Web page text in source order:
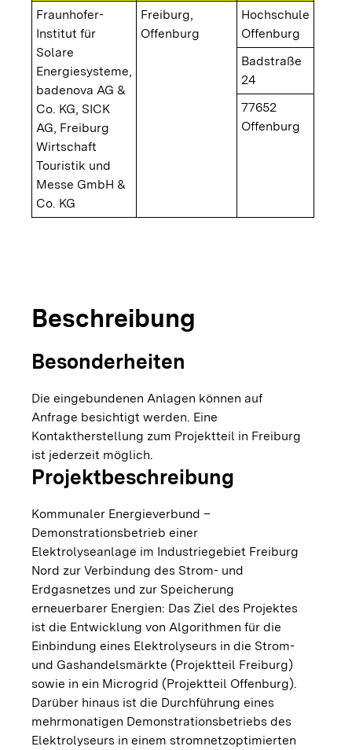
Fraunhofer-
Institut für
Solare
Energiesysteme,
badenova AG &
Co. KG, SICK
AG, Freiburg
Wirtschaft
Touristik und
Messe GmbH &
Co. KG
Freiburg,
Offenburg
Hochschule
Offenburg
Badstraße
24
77652
Offenburg
Beschreibung
Besonderheiten
Die eingebundenen Anlagen können auf
Anfrage besichtigt werden. Eine
Kontaktherstellung zum Projektteil in Freiburg
ist jederzeit möglich.
Projektbeschreibung
Kommunaler Energieverbund –
Demonstrationsbetrieb einer
Elektrolyseanlage im Industriegebiet Freiburg
Nord zur Verbindung des Strom- und
Erdgasnetzes und zur Speicherung
erneuerbarer Energien: Das Ziel des Projektes
ist die Entwicklung von Algorithmen für die
Einbindung eines Elektrolyseurs in die Strom-
und Gashandelsmärkte (Projektteil Freiburg)
sowie in ein Microgrid (Projektteil Offenburg).
Darüber hinaus ist die Durchführung eines
mehrmonatigen Demonstrationsbetriebs des
Elektrolyseurs in einem stromnetzoptimierten